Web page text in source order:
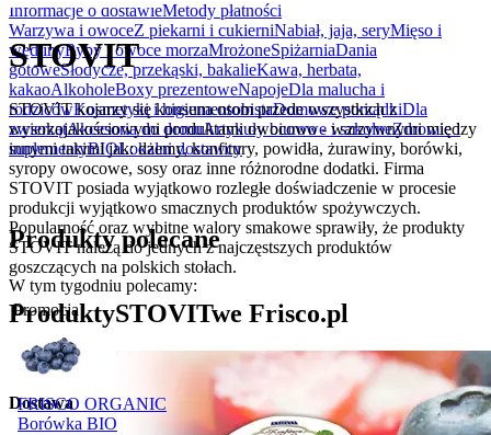
Informacje o dostawieMetody płatności
Warzywa i owoceZ piekarni i cukierniNabiał, jaja, seryMięso i
wędlinyRyby i owoce morzaMrożoneSpiżarniaDania
gotoweSłodycze, przekąski, bakalieKawa, herbata,
kakaoAlkoholeBoxy prezentoweNapojeDla malucha i
rodzicówKosmetyki i higiena osobistaDomowe porządkiDla
zwierzątAkcesoria do domuArtykuły biurowe i szkolneZdrowie i
suplementyBIOLokalni dostawcy
Produkty polecane
W tym tygodniu polecamy:
Promocja
FRISCO ORGANIC
Borówka BIO
STOVIT
STOVIT kojarzy się konsumentom przede wszystkich z
wysokojakościowymi produktami owocowo - warzywnymi między
innymi takimi jak: dżemy, konfitury, powidła, żurawiny, borówki,
syropy owocowe, sosy oraz inne różnorodne dodatki. Firma
STOVIT posiada wyjątkowo rozległe doświadczenie w procesie
produkcji wyjątkowo smacznych produktów spożywczych.
Popularność oraz wybitne walory smakowe sprawiły, że produkty
STOVIT należą do jednych z najczęstszych produktów
goszczących na polskich stołach.
ProduktySTOVITwe Frisco.pl
Dostawa